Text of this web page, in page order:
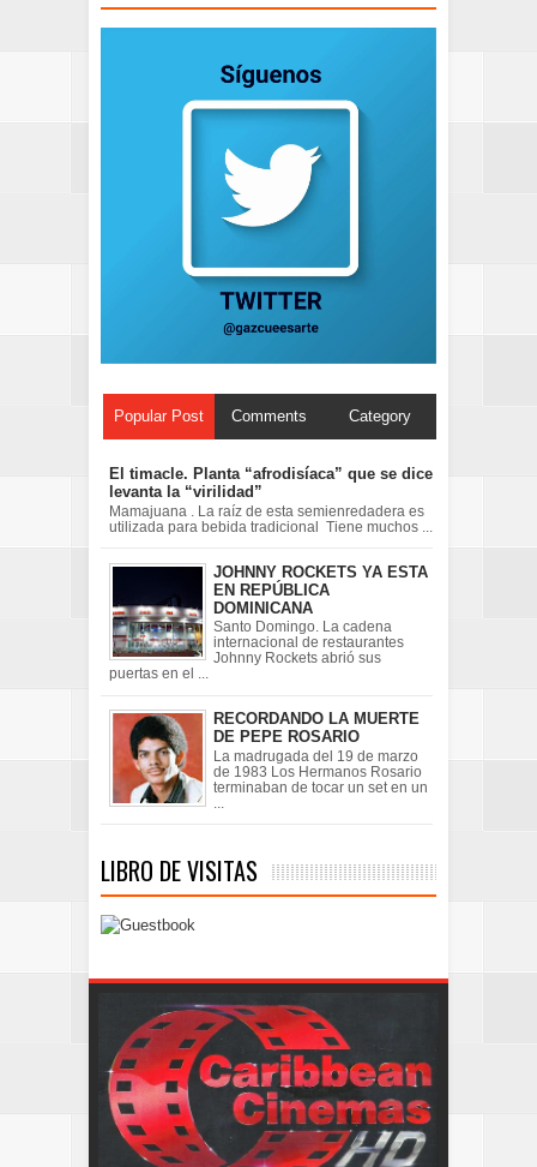
Popular Post Comments Category
El timacle. Planta “afrodisíaca” que se dice
levanta la “virilidad”
Mamajuana . La raíz de esta semienredadera es
utilizada para bebida tradicional Tiene muchos ...
JOHNNY ROCKETS YA ESTA
EN REPÚBLICA
DOMINICANA
Santo Domingo. La cadena
internacional de restaurantes
Johnny Rockets abrió sus
puertas en el ...
RECORDANDO LA MUERTE
DE PEPE ROSARIO
La madrugada del 19 de marzo
de 1983 Los Hermanos Rosario
terminaban de tocar un set en un
LIBRO DE VISITAS